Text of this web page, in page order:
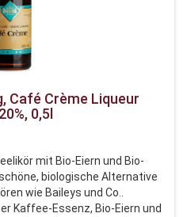
Café Crème Liqueur
0,5l
mit Bio-Eiern und Bio-
biologische Alternative
wie Baileys und Co..
Kaffee-Essenz, Bio-Eiern und